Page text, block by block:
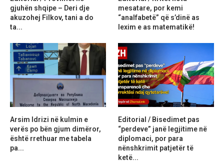
gjuhën shqipe – Deri dje
akuzohej Filkov, tani a do
ta...
mesatare, por kemi
“analfabetë” që s’dinë as
lexim e as matematikë!
Arsim Idrizi në kulmin e
verës po bën gjum dimëror,
është rrethuar me tabela
pa...
Editorial / Bisedimet pas
“perdeve” janë legjitime në
diplomaci, por para
nënshkrimit patjetër të
ketë...